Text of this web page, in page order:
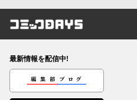
コミックDAYS
最新情報を配信中!
編集部ブログ